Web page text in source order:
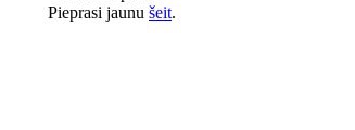
Pieprasi jaunu šeit.